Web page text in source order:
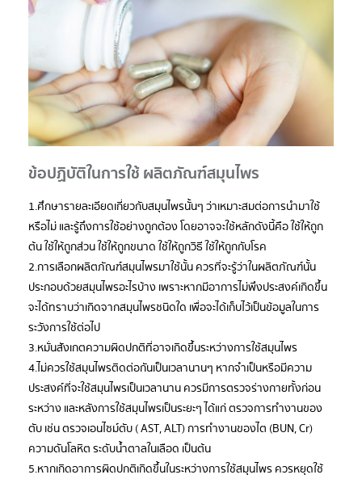
ข้อปฏิบัติในการใช้ ผลิตภัณฑ์สมุนไพร
1.ศึกษารายละเอียดเกี่ยวกับสมุนไพรนั้นๆ ว่าเหมาะสมต่อการนำมาใช้
หรือไม่ และรู้ถึงการใช้อย่างถูกต้อง โดยอาจจะใช้หลักดังนี้คือ ใช้ให้ถูก
ต้น ใช้ให้ถูกส่วน ใช้ให้ถูกขนาด ใช้ให้ถูกวิธี ใช้ให้ถูกกับโรค
2.การเลือกผลิตภัณฑ์สมุนไพรมาใช้นั้น ควรที่จะรู้ว่าในผลิตภัณฑ์นั้น
ประกอบด้วยสมุนไพรอะไรบ้าง เพราะหากมีอาการไม่พึงประสงค์เกิดขึ้น
จะได้ทราบว่าเกิดจากสมุนไพรชนิดใด เพื่อจะได้เก็บไว้เป็นข้อมูลในการ
ระวังการใช้ต่อไป
3.หมั่นสังเกตความผิดปกติที่อาจเกิดขึ้นระหว่างการใช้สมุนไพร
4.ไม่ควรใช้สมุนไพรติดต่อกันเป็นเวลานานๆ หากจำเป็นหรือมีความ
ประสงค์ที่จะใช้สมุนไพรเป็นเวลานาน ควรมีการตรวจร่างกายทั้งก่อน
ระหว่าง และหลังการใช้สมุนไพรเป็นระยะๆ ได้แก่ ตรวจการทำงานของ
ตับ เช่น ตรวจเอนไซม์ตับ ( AST, ALT) การทำงานของไต (BUN, Cr)
ความดันโลหิต ระดับน้ำตาลในเลือด เป็นต้น
5.หากเกิดอาการผิดปกติเกิดขึ้นในระหว่างการใช้สมุนไพร ควรหยุดใช้